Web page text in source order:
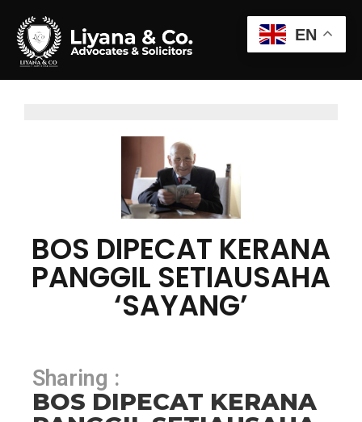
BOS DIPECAT KERANA
PANGGIL SETIAUSAHA
‘SAYANG’
Sharing :
BOS DIPECAT KERANA
EN